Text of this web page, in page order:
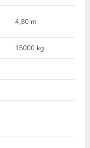
4,80 m
15000 kg